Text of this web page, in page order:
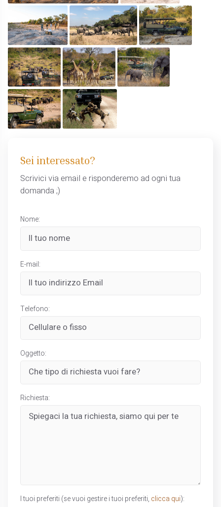
Sei interessato?
Scrivici via email e risponderemo ad ogni tua
domanda ;)
Nome:
E-mail:
Telefono:
Oggetto:
Richiesta:
I tuoi preferiti (se vuoi gestire i tuoi preferiti, clicca qui):